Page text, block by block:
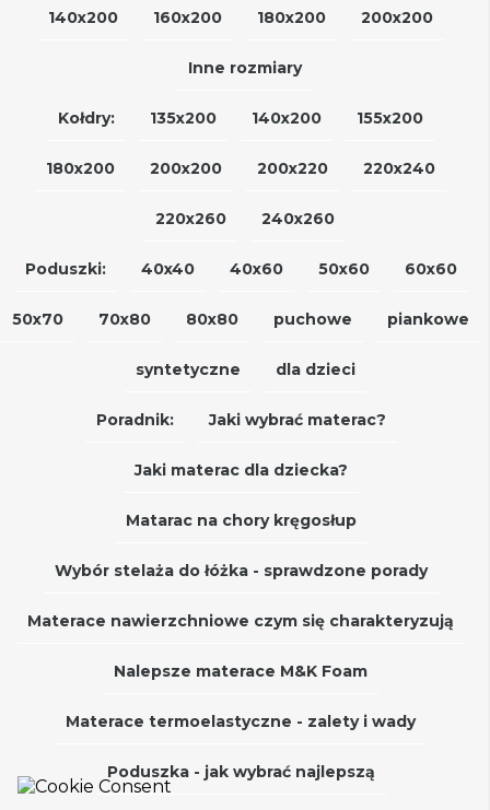
140x200 160x200 180x200 200x200
Inne rozmiary
Kołdry: 135x200 140x200 155x200
180x200 200x200 200x220 220x240
220x260 240x260
Poduszki: 40x40 40x60 50x60 60x60
50x70 70x80 80x80 puchowe piankowe
syntetyczne dla dzieci
Poradnik: Jaki wybrać materac?
Jaki materac dla dziecka?
Matarac na chory kręgosłup
Wybór stelaża do łóżka - sprawdzone porady
Materace nawierzchniowe czym się charakteryzują
Nalepsze materace M&K Foam
Materace termoelastyczne - zalety i wady
Poduszka - jak wybrać najlepszą